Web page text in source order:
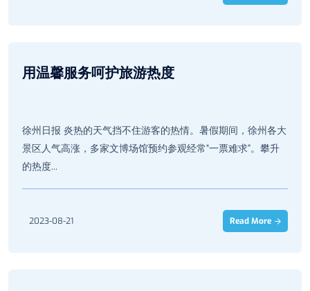
用温馨服务呵护旅游热度
徐州日报 炎热的天气挡不住游客的热情。暑假期间，徐州各大
景区人气高涨，多家文博场馆预约参观经常“一票难求”。攀升
的热度...
2023-08-21 Read More